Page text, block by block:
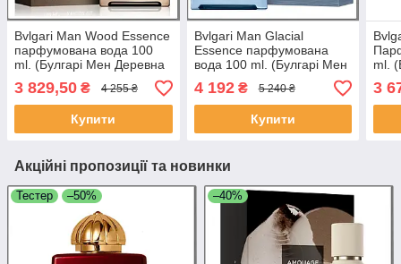
Bvlgari Man Wood Essence
парфумована вода 100
ml. (Булгарі Мен Деревна
Есенція)
3 829,50 ₴ 4 255 ₴
Купити
Bvlgari Man Glacial
Essence парфумована
вода 100 ml. (Булгарі Мен
Крижана Сущеність)
4 192₴ 5 240 ₴
Купити
ml.
3
Акційні пропозиції та новинки
Тестер –50% –40%